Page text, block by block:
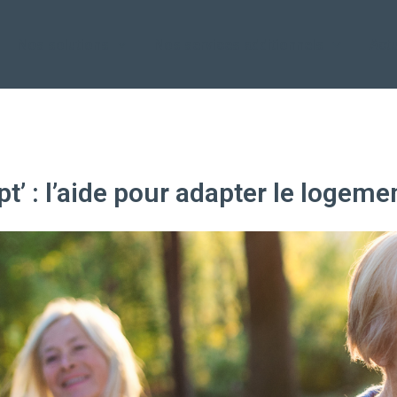
: l’aide pour adapter le